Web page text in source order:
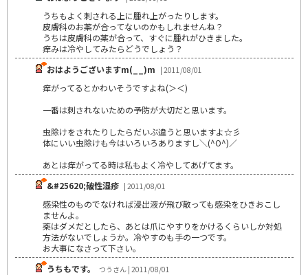
うちもよく刺される上に腫れ上がったりします。
皮膚科のお薬が合ってないのかもしれませんね？
うちは皮膚科の薬が合って、すぐに腫れがひきました。
痒みは冷やしてみたらどうでしょう？
おはようございますm(__)m | 2011/08/01
痒がってるとかわいそうですよね(＞＜)
一番は刺されないための予防が大切だと思います。
虫除けをされたりしたらだいぶ違うと思いますよ☆彡
体にいい虫除けも今はいろいろありますし＼(^O^)／
あとは痒がってる時は私もよく冷やしてあげてます。
&#25620;破性湿疹 | 2011/08/01
感染性のものでなければ浸出液が飛び散っても感染をひきおこし
ませんよ。
薬はダメだとしたら、あとは爪にやすりをかけるくらいしか対処
方法がないでしょうか。冷やすのも手の一つです。
お大事になさって下さい。
うちもです。
つうさん | 2011/08/01